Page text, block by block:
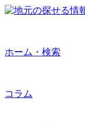
ホーム・検索
コラム